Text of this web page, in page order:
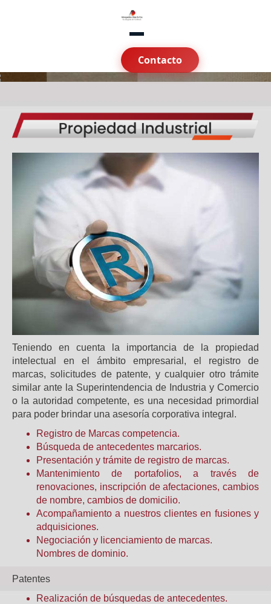
Contacto
Teniendo en cuenta la importancia de la propiedad
intelectual en el ámbito empresarial, el registro de
marcas, solicitudes de patente, y cualquier otro trámite
similar ante la Superintendencia de Industria y Comercio
o la autoridad competente, es una necesidad primordial
para poder brindar una asesoría corporativa integral.
Registro de Marcas competencia.
Búsqueda de antecedentes marcarios.
Presentación y trámite de registro de marcas.
Mantenimiento de portafolios, a través de
renovaciones, inscripción de afectaciones, cambios
de nombre, cambios de domicilio.
Acompañamiento a nuestros clientes en fusiones y
adquisiciones.
Negociación y licenciamiento de marcas.
Nombres de dominio.
Patentes
Realización de búsquedas de antecedentes.